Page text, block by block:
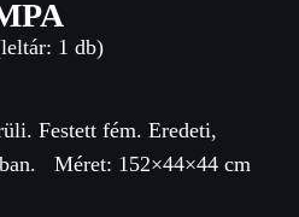
1 db)
Festett fém. Eredeti,
Méret: 152×44×44 cm